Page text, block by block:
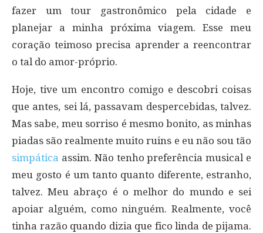
fazer um tour gastronômico pela cidade e
planejar a minha próxima viagem. Esse meu
coração teimoso precisa aprender a reencontrar
o tal do amor-próprio.
Hoje, tive um encontro comigo e descobri coisas
que antes, sei lá, passavam despercebidas, talvez.
Mas sabe, meu sorriso é mesmo bonito, as minhas
piadas são realmente muito ruins e eu não sou tão
simpática assim. Não tenho preferência musical e
meu gosto é um tanto quanto diferente, estranho,
talvez. Meu abraço é o melhor do mundo e sei
apoiar alguém, como ninguém. Realmente, você
tinha razão quando dizia que fico linda de pijama.